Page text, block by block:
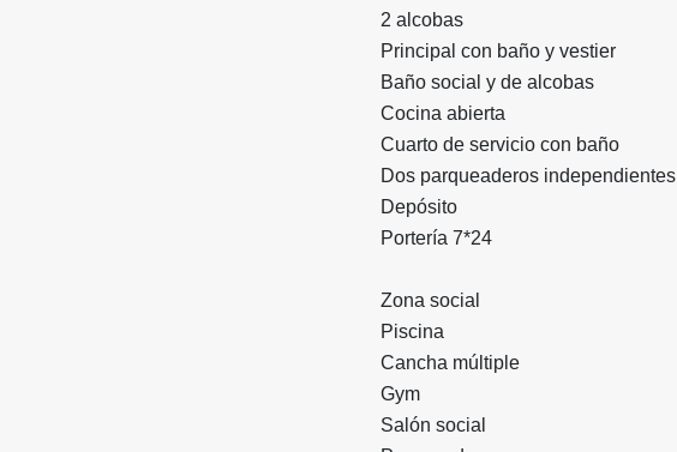
2 alcobas
Principal con baño y vestier
Baño social y de alcobas
Cocina abierta
Cuarto de servicio con baño
Dos parqueaderos independientes
Depósito
Portería 7*24
Zona social
Piscina
Cancha múltiple
Gym
Salón social